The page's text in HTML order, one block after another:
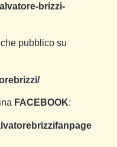
brizzi-
pubblico su
FACEBOOK: